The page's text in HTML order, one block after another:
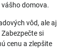
domova.
vôd, ale aj
si
cenu a zlepšite